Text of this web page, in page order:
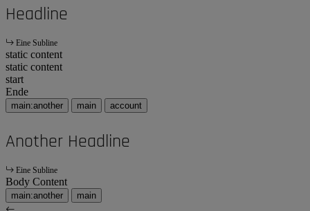
Headline
Eine Subline
static content
static content
start
Ende
main:another main account
Another Headline
Eine Subline
Body Content
main:another main